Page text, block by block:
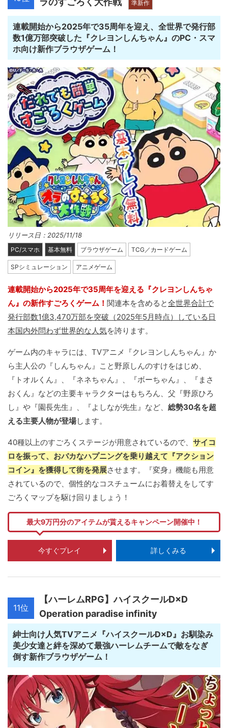
準新作
連載開始から2025年で35周年を迎え、全世界で発行部
数1億万部突破した『クレヨンしんちゃん』のPC・スマ
ホ向け新作ブラウザゲーム！
リリース日：2025/11/18
PC/スマホ 基本無料 ブラウザゲーム TCG／カードゲーム
SPシミュレーション アニメゲーム
連載開始から2025年で35周年を迎える『クレヨンしんちゃ
ん』の新作すごろくゲーム！ 関連本を含めると全世界合計で
発行部数1億3,470万部を突破（2025年5月時点）している日
本国内外問わず世界的な人気を誇ります。
ゲーム内のキャラには、TVアニメ『クレヨンしんちゃん』か
ら主人公の『しんちゃん』こと野原しんのすけをはじめ、
『トオルくん』、『ネネちゃん』、『ボーちゃん』、『まさ
おくん』などの主要キャラクターはもちろん、父『野原ひろ
し』や『園長先生』、『よしなが先生』など、 総勢30名を超
える主要人物が登場します。
40種以上のすごろくステージが用意されているので、 サイコ
ロを振って、おバカなハプニングを乗り越えて『アクション
コイン』を獲得して街を発展させます。『変身』機能も用意
されているので、個性的なコスチュームにお着替えをしてす
ごろくマップを駆け回りましょう！
最大9万円分のアイテムが貰えるキャンペーン開催中！
今すぐプレイ 詳しくみる
11位
【ハーレムRPG】ハイスクールD×D
Operation paradise infinity
紳士向け人気TVアニメ『ハイスクールD×D』お馴染み
美少女達と絆を深めて最強ハーレムチームで敵をなぎ
倒す新作ブラウザゲーム！